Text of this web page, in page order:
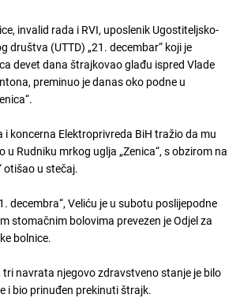
invalid rada i RVI, uposlenik Ugostiteljsko-
društva (UTTD) „21. decembar“ koji je
devet dana štrajkovao glađu ispred Vlade
preminuo je danas oko podne u
i koncerna Elektroprivreda BiH tražio da mu
Rudniku mrkog uglja „Zenica“, s obzirom na
otišao u stečaj.
decembra“, Veliću je u subotu poslijepodne
stomačnim bolovima prevezen je Odjel za
bolnice.
navrata njegovo zdravstveno stanje je bilo
i bio prinuđen prekinuti štrajk.